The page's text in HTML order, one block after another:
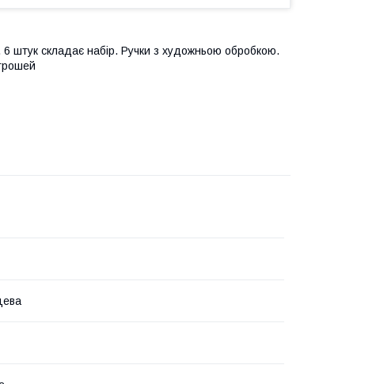
6 штук складає набір. Ручки з художньою обробкою.